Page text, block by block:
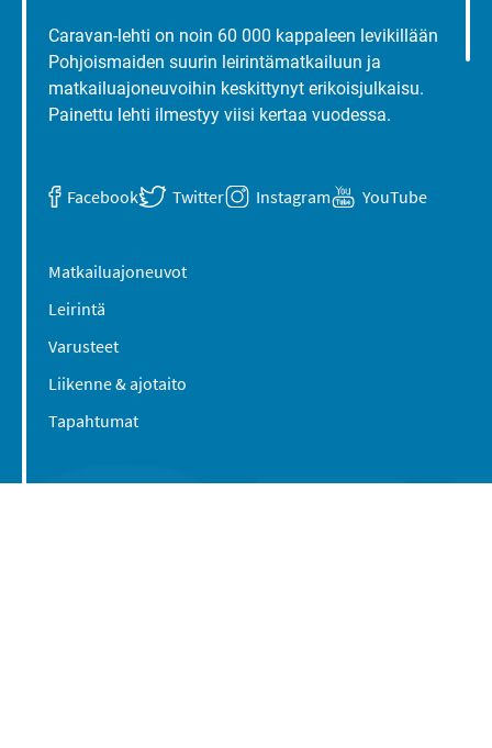
Caravan-lehti on noin 60 000 kappaleen levikillään
Pohjoismaiden suurin leirintämatkailuun ja
matkailuajoneuvoihin keskittynyt erikoisjulkaisu.
Painettu lehti ilmestyy viisi kertaa vuodessa.
Facebook Twitter Instagram YouTube
Matkailuajoneuvot
Leirintä
Varusteet
Liikenne & ajotaito
Tapahtumat